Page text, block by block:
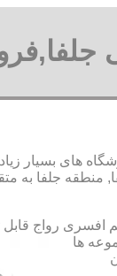
های بسیار
جلفا به
رواج
ها